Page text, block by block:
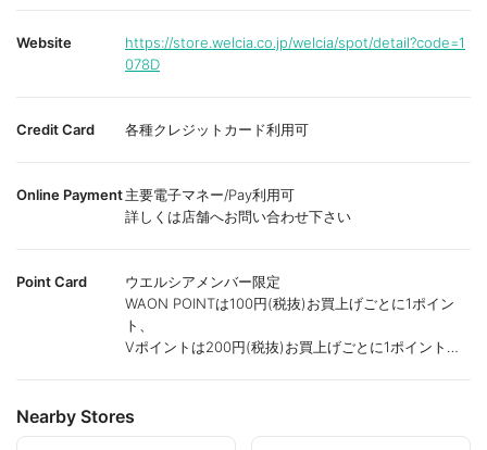
Website
https://store.welcia.co.jp/welcia/spot/detail?code=1
078D
Credit Card 各種クレジットカード利用可
Online Payment主要電子マネー/Pay利用可
詳しくは店舗へお問い合わせ下さい
Point Card
ウエルシアメンバー限定
WAON POINTは100円(税抜)お買上げごとに1ポイン
ト、
Vポイントは200円(税抜)お買上げごとに1ポイント進
Nearby Stores